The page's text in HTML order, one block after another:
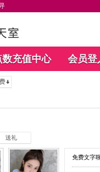
数充值中心 会员登
送礼
免费文字